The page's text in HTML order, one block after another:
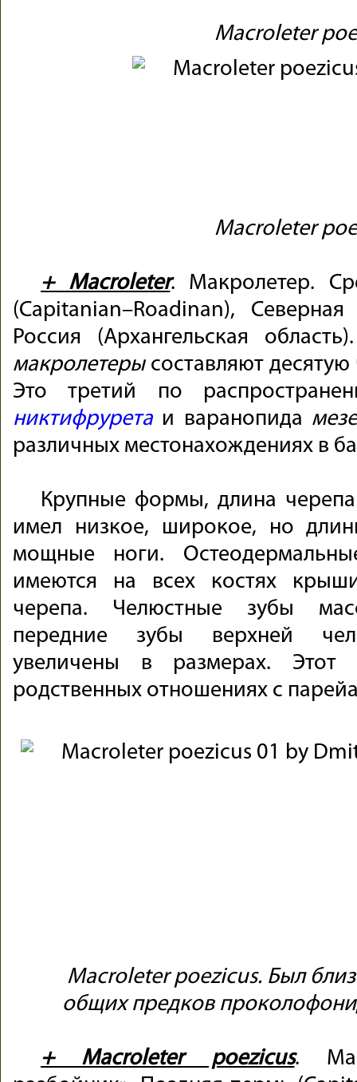
Macroleter
Macroleter
+ Macroleter. Макролетер.
(Capitanian–Roadinan),
Россия (Архангельская
макролетерысоставляют десятую
Это третий по
никтифрурета и варанопида
различных местонахождениях в
Крупные формы, длина
имел низкое, широкое, но
мощные ноги.
имеются на всех костях
черепа. Челюстные зубы
передние зубы верхней
увеличены в размерах. Этот
родственных отношениях с
Macroleter poezicus. Был
общих предков
+ Macroleter poezicus.